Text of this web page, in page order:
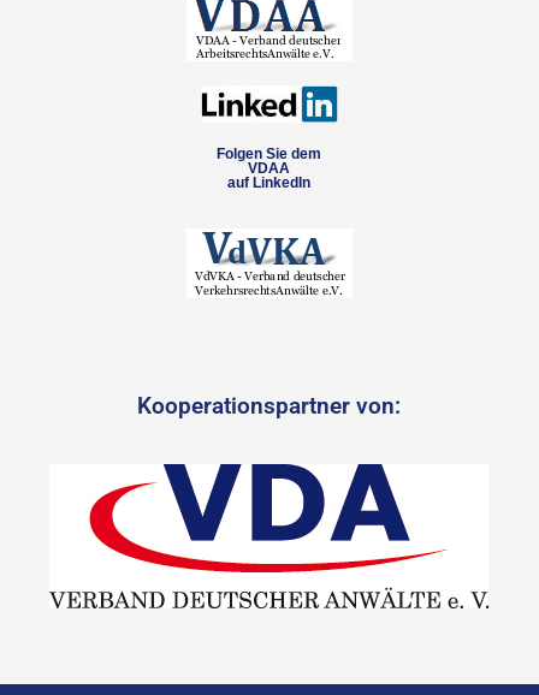
Folgen Sie dem
VDAA
auf LinkedIn
Kooperationspartner von: